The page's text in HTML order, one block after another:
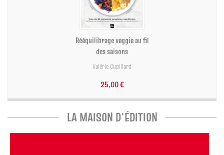
Rééquilibrage veggie au fil
des saisons
Valérie Cupillard
25,00 €
LA MAISON D'ÉDITION